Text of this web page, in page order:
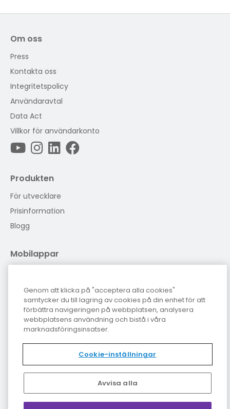
Om oss
Press
Kontakta oss
Integritetspolicy
Användaravtal
Data Act
Villkor för användarkonto
Produkten
För utvecklare
Prisinformation
Blogg
Mobilappar
Administratörsinlogg
Logga in som admin
Genom att klicka på "acceptera alla cookies"
samtycker du till lagring av cookies på din enhet för att
förbättra navigeringen på webbplatsen, analysera
webbplatsens användning och bistå i våra
marknadsföringsinsatser.
Cookie-inställningar
Avvisa alla